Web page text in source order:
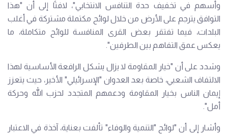
وأسهم في تخفيف حدة التنافس الانتخابي"، لافتًا إلى أن "هذا
التوافق يترجم على الأرض من خلال لوائح مكتملة مشتركة في أغلب
البلدات، فيما تفتقر بعض القرى المنافسة للوائح متكاملة، ما
يعكس عمق التفاهم بين الطرفين".
وشدد على أن "خيار المقاومة لا يزال يشكل الرافعة الأساسية لهذا
الالتفاف الشعبي، خاصة بعد العدوان "الإسرائيلي" الأخير، حيث يتعزز
إيمان الناس بخيار المقاومة ودعمهم المتجدد لحزب الله وحركة
أمل".
وأشار إلى أن "لوائح "التنمية والوفاء" تألفت بعناية، آخذة في الاعتبار